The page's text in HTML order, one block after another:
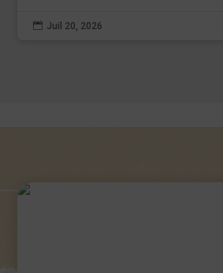
 Juil 20, 2026